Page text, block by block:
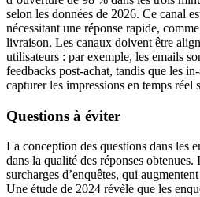
selon les données de 2026. Ce canal
nécessitant une réponse rapide,
livraison. Les canaux doivent être
utilisateurs : par exemple, les emails
feedbacks post-achat, tandis que les
capturer les impressions en temps réel
Questions à éviter
La conception des questions dans les
dans la qualité des réponses
surcharges d’enquêtes, qui
Une étude de 2024 révèle que les